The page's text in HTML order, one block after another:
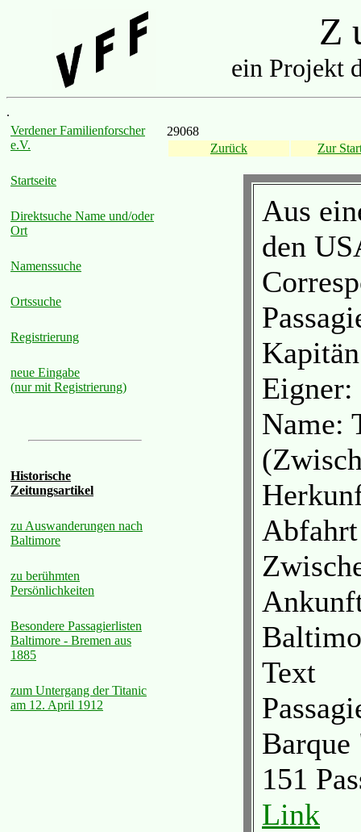
Z
ein Projekt
.
Verdener Familienforscher
e.V.
Startseite
Direktsuche Name und/oder
Ort
Namenssuche
Ortssuche
Registrierung
neue Eingabe
(nur mit Registrierung)
Historische
Zeitungsartikel
zu Auswanderungen nach
Baltimore
zu berühmten
Persönlichkeiten
Besondere Passagierlisten
Baltimore - Bremen aus
1885
zum Untergang der Titanic
am 12. April 1912
29068
Zurück
Zur
Aus
den
Name:
Text
151
Link